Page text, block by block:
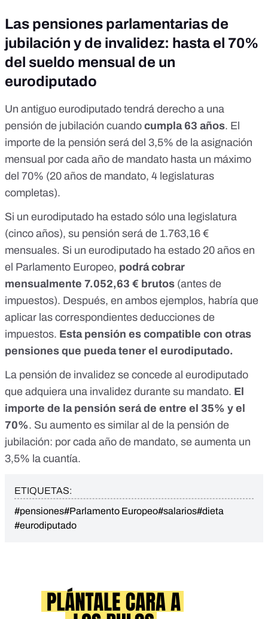
Las pensiones parlamentarias de
jubilación y de invalidez: hasta el 70%
del sueldo mensual de un
eurodiputado
Un antiguo eurodiputado tendrá derecho a una
pensión de jubilación cuando cumpla 63 años. El
importe de la pensión será del 3,5% de la asignación
mensual por cada año de mandato hasta un máximo
del 70% (20 años de mandato, 4 legislaturas
completas).
Si un eurodiputado ha estado sólo una legislatura
(cinco años), su pensión será de 1.763,16 €
mensuales. Si un eurodiputado ha estado 20 años en
el Parlamento Europeo, podrá cobrar
mensualmente 7.052,63 € brutos (antes de
impuestos). Después, en ambos ejemplos, habría que
aplicar las correspondientes deducciones de
impuestos. Esta pensión es compatible con otras
pensiones que pueda tener el eurodiputado.
La pensión de invalidez se concede al eurodiputado
que adquiera una invalidez durante su mandato. El
importe de la pensión será de entre el 35% y el
70%. Su aumento es similar al de la pensión de
jubilación: por cada año de mandato, se aumenta un
3,5% la cuantía.
ETIQUETAS:
#pensiones#Parlamento Europeo#salarios#dieta
#eurodiputado